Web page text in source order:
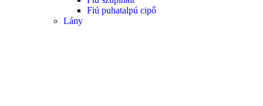
Fiú puhatalpú cipő
Lány